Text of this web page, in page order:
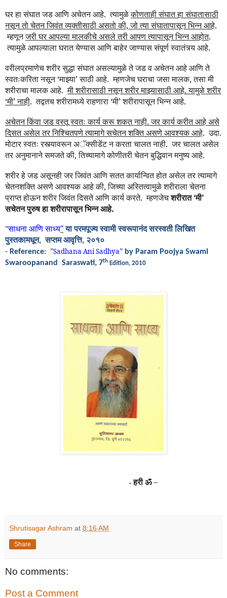
घर हा संघात जड आणि अचेतन आहे. त्यामुळेकोणताही संघात हा संघातासाठी
नसून तो चेतन जिवंत व्यक्तीसाठी असतो की, जो त्या संघातापासून भिन्न आहे.
म्हणूनजरी घर आपल्या मालकीचे असले तरी आपण त्यापासून भिन्न आहोत.
त्यामुळे आपल्याला घरात येण्यास आणि बाहेर जाण्यास संपूर्ण स्वातंत्र्य आहे.
वरीलप्रमाणेच शरीर सुद्धा संघात असल्यामुळे ते जड व अचेतन आहे आणि ते
स्वतःकरिता नसून ‘माझ्या’ साठी आहे. म्हणजेच घराचा जसा मालक, तसा मी
शरीराचा मालक आहे. मी शरीरासाठी नसून शरीर माझ्यासाठी आहे. यामुळे शरीर
‘मी’ नाही. तद्वतच शरीरामध्ये राहणारा ‘मी’ शरीरापासून भिन्न आहे.
अचेतन किंवा जड वस्तू स्वतः कार्य करू शकत नाही.जर कार्य करीत आहे असे
दिसत असेल तर निश्चितपणे त्यामागे सचेतन शक्ति असणे आवश्यक आहे. उदा.
मोटार स्वतः रस्त्यावरूनअॅक्सीडेंटन करता चालत नाही. जर चालत असेल
तर अनुमानाने समजते की, तिच्यामागे कोणीतरी चेतन बुद्धिवान मनुष्य आहे.
शरीर हे जड असूनही जर जिवंत आणि सतत कार्यान्वित होत असेल तर त्यामागे
चेतनशक्ति असणे आवश्यक आहे की, जिच्या अस्तित्वामुळे शरीराला चेतना
प्राप्त होऊन शरीर जिवंत दिसते आणि कार्य करते. म्हणजेचशरीरात ‘मी’
सचेतन पुरुष हा शरीरापासून भिन्न आहे.
"साधनाआणिसाध्य"या परमपूज्य स्वामीस्वरूपानंदसरस्वती लिखित
पुस्तकामधून, सप्तमआवृत्ति, २०१०
- Reference: "Sadhana Ani Sadhya" by Param Poojya Swami
Swaroopanand
Saraswati, 7th Edition, 2010
-हरी ॐ–
Shrutisagar Ashram at 8:16 AM
Share
No comments:
Post a Comment